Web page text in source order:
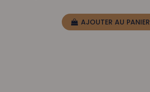
AJOUTER AU PANIER